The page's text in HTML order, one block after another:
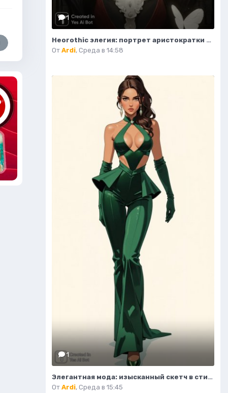
1
Неогothic элегия: портрет аристократки в темном величии библиотеки. Картинка из нейронной сети Миджорни
От Ardi, Среда в 14:58
1
Элегантная мода: изысканный скетч в стиле люкс высокой верности. Картинка из нейронной сети Flux
От Ardi, Среда в 15:45